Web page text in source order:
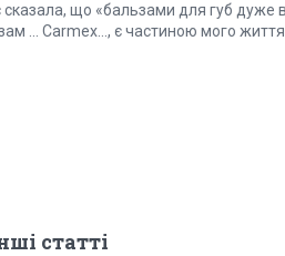
що «бальзами для губ дуже
... Carmex..., є частиною мого
статті